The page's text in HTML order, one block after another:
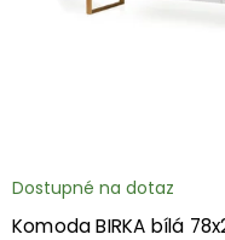
Komoda BIRKA bílá
Dostupné na dotaz